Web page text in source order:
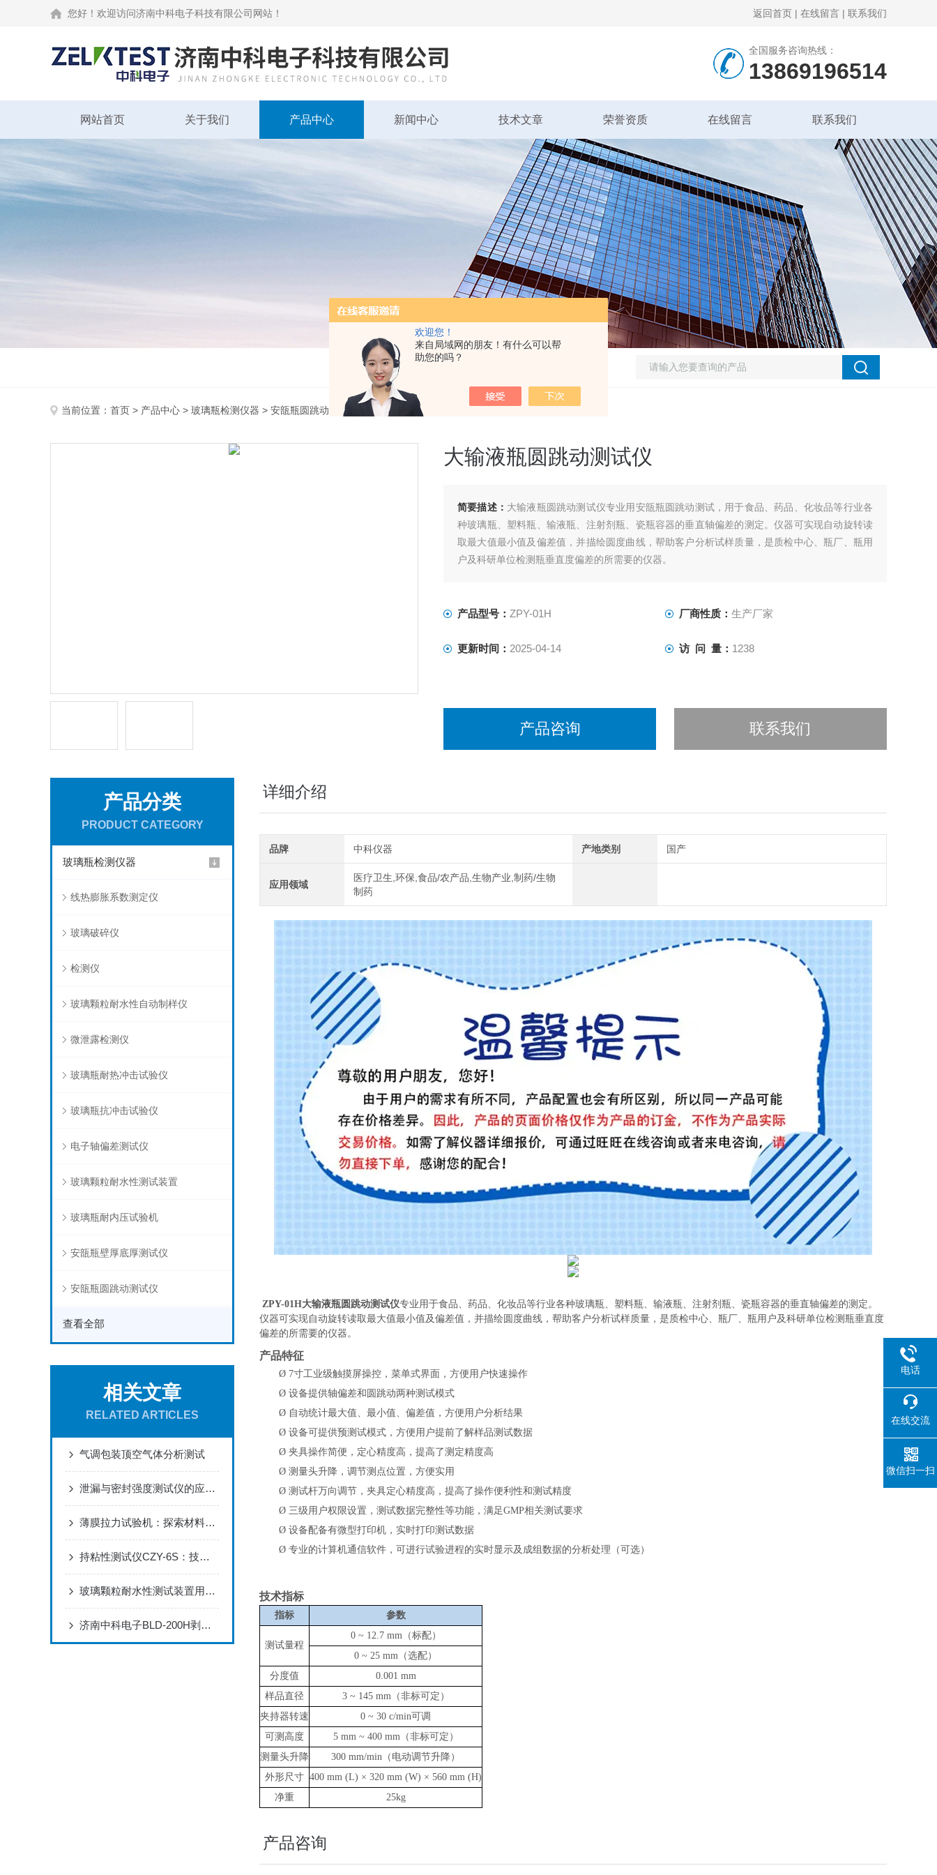
欢迎您！
来自局域网的朋友！有什么可以帮
助您的吗？
您好！欢迎访问济南中科电子科技有限公司网站！ 返回首页 | 在线留言 | 联系我们
全国服务咨询热线：
13869196514
网站首页 关于我们 产品中心 新闻中心 技术文章 荣誉资质 在线留言 联系我们
当前位置： 首页 > 产品中心 > 玻璃瓶检测仪器 > 安瓿瓶圆跳动测试仪 > ZPY-01H大输液瓶圆跳动测试仪
大输液瓶圆跳动测试仪
简要描述： 大输液瓶圆跳动测试仪专业用安瓿瓶圆跳动测试，用于食品、药品、化妆品等行业各
种玻璃瓶、塑料瓶、输液瓶、注射剂瓶、瓷瓶容器的垂直轴偏差的测定。仪器可实现自动旋转读
取最大值最小值及偏差值，并描绘圆度曲线，帮助客户分析试样质量，是质检中心、瓶厂、瓶用
户及科研单位检测瓶垂直度偏差的所需要的仪器。
产品型号： ZPY-01H 厂商性质： 生产厂家
更新时间： 2025-04-14 访 问 量： 1238
产品咨询 联系我们
产品分类
PRODUCT CATEGORY
玻璃瓶检测仪器
线热膨胀系数测定仪
玻璃破碎仪
检测仪
玻璃颗粒耐水性自动制样仪
微泄露检测仪
玻璃瓶耐热冲击试验仪
玻璃瓶抗冲击试验仪
电子轴偏差测试仪
玻璃颗粒耐水性测试装置
玻璃瓶耐内压试验机
安瓿瓶壁厚底厚测试仪
安瓿瓶圆跳动测试仪
查看全部
相关文章
RELATED ARTICLES
气调包装顶空气体分析测试
泄漏与密封强度测试仪的应用领域
薄膜拉力试验机：探索材料强度的精密工具
持粘性测试仪CZY-6S：技术特性与应用分析
玻璃颗粒耐水性测试装置用于药品包装检测的专项解决方案
济南中科电子BLD-200H剥离试验机：如何科学评估材料粘接可靠性
详细介绍
品牌 中科仪器 产地类别 国产
应用领域
医疗卫生,环保,食品/农产品,生物产业,制药/生物
制药
ZPY-01H大输液瓶圆跳动测试仪专业用于食品、药品、化妆品等行业各种玻璃瓶、塑料瓶、输液瓶、注射剂瓶、瓷瓶容器的垂直轴偏差的测定。
仪器可实现自动旋转读取最大值最小值及偏差值，并描绘圆度曲线，帮助客户分析试样质量，是质检中心、瓶厂、瓶用户及科研单位检测瓶垂直度
偏差的所需要的仪器。
产品特征
Ø 7寸工业级触摸屏操控，菜单式界面，方便用户快速操作
Ø 设备提供轴偏差和圆跳动两种测试模式
Ø 自动统计最大值、最小值、偏差值，方便用户分析结果
Ø 设备可提供预测试模式，方便用户提前了解样品测试数据
Ø 夹具操作简便，定心精度高，提高了测定精度高
Ø 测量头升降，调节测点位置，方便实用
Ø 测试杆万向调节，夹具定心精度高，提高了操作便利性和测试精度
Ø 三级用户权限设置，测试数据完整性等功能，满足GMP相关测试要求
Ø 设备配备有微型打印机，实时打印测试数据
Ø 专业的计算机通信软件，可进行试验进程的实时显示及成组数据的分析处理（可选）
技术指标
指标 参数
测试量程
0 ~ 12.7 mm（标配）
0 ~ 25 mm（选配）
分度值
0.001 mm
样品直径
3 ~ 145 mm（非标可定）
夹持器转速
0 ~ 30 c/min可调
可测高度
5 mm ~ 400 mm（非标可定）
测量头升降
300 mm/min（电动调节升降）
外形尺寸 400 mm (L) × 320 mm (W) × 560 mm (H)
净重
25kg
产品咨询
电话
在线交流
微信扫一扫